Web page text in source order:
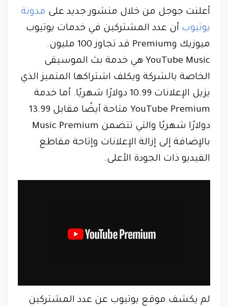
أعلنت جوجل من خلال منشور جديد على مدونة
يوتيوب أن عدد المشتركين في خدمات يوتيوب
ميوزيك وPremium قد تجاوز 100 مليون.
YouTube Music هي خدمة بث الموسيقى
الخاصة بالشركة ويكلف اشتراكها المتميز الذي
يزيل الإعلانات 10.99 دولارًا شهريًا. أما خدمة
YouTube Premium متاحة أيضًا مقابل 13.99
دولارًا شهريًا والتي تتضمن Music Premium
بالإضافة إلى إزالة الإعلانات وإتاحة مقاطع
الفيديو ذات الجودة الأعلى.
لم يكشف موقع يوتيوب عن عدد المشتركين